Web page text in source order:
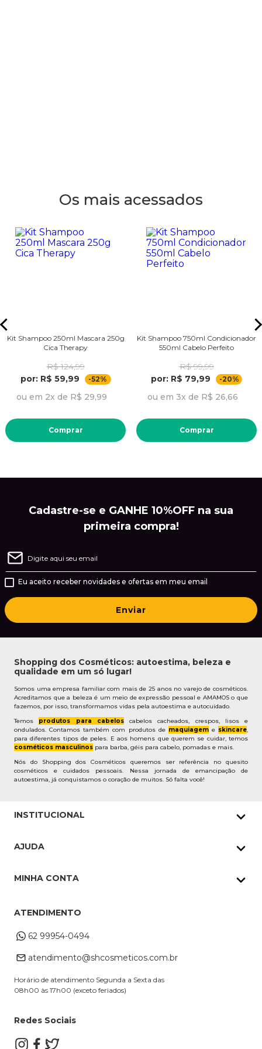
Os mais acessados
Kit Shampoo 250ml Mascara 250g
Cica Therapy
R$ 124,99
por: R$ 59,99
-52%
ou em 2x de R$ 29,99
Comprar
Kit Shampoo 750ml Condicionador
550ml Cabelo Perfeito
R$ 99,99
por: R$ 79,99
-20%
ou em 3x de R$ 26,66
Comprar
Cadastre-se e GANHE 10%OFF na sua
primeira compra!
Eu aceito receber novidades e ofertas em meu email
Enviar
Shopping dos Cosméticos: autoestima, beleza e
qualidade em um só lugar!
Somos uma empresa familiar com mais de 25 anos no varejo de cosméticos.
Acreditamos que a beleza é um meio de expressão pessoal e AMAMOS o que
fazemos, por isso, transformamos vidas pela autoestima e autocuidado.
Temos produtos para cabeloscabelos cacheados, crespos, lisos e
ondulados. Contamos também com produtos de maquiageme skincare,
para diferentes tipos de peles. E aos homens que querem se cuidar, temos
cosméticos masculinos para barba, géis para cabelo, pomadas e mais.
Nós do Shopping dos Cosméticos queremos ser referência no quesito
cosméticos e cuidados pessoais. Nessa jornada de emancipação de
autoestima, já conquistamos o coração de muitos. Só falta você!
INSTITUCIONAL
Pedidos Whatsapp
Cupons
AJUDA
Troca e Devoluções
Dúvidas Frequentes
MINHA CONTA
Alterar Cadastro
ATENDIMENTO
62 99954-0494
atendimento@shcosmeticos.com.br
Horário de atendimento Segunda a Sexta das
08h00 às 17h00 (exceto feriados)
Redes Sociais